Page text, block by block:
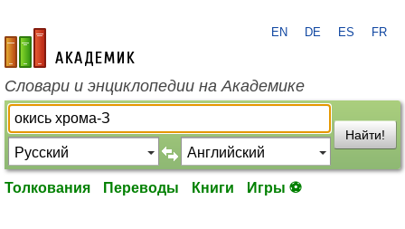
academic.ru
EN DE ES FR
Словари и энциклопедии на Академике
Найти!
Толкования Переводы Книги Игры ⚽